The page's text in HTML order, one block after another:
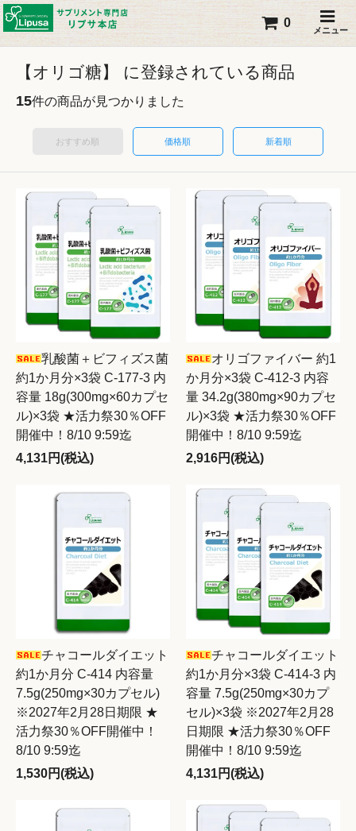
メニュー
0
【オリゴ糖】 に登録されている商品
15件の商品が見つかりました
おすすめ順 価格順 新着順
乳酸菌＋ビフィズス菌
約1か月分×3袋 C-177-3 内
容量 18g(300mg×60カプセ
ル)×3袋 ★活力祭30％OFF
開催中！8/10 9:59迄
4,131円(税込)
オリゴファイバー 約1
か月分×3袋 C-412-3 内容
量 34.2g(380mg×90カプセ
ル)×3袋 ★活力祭30％OFF
開催中！8/10 9:59迄
2,916円(税込)
チャコールダイエット
約1か月分 C-414 内容量
7.5g(250mg×30カプセル)
※2027年2月28日期限 ★
活力祭30％OFF開催中！
8/10 9:59迄
1,530円(税込)
チャコールダイエット
約1か月分×3袋 C-414-3 内
容量 7.5g(250mg×30カプ
セル)×3袋 ※2027年2月28
日期限 ★活力祭30％OFF
開催中！8/10 9:59迄
4,131円(税込)